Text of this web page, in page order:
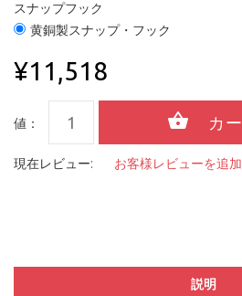
スナップフック
黄銅製スナップ・フック
¥11,518
値：
現在レビュー: お客様レビューを追加
説明